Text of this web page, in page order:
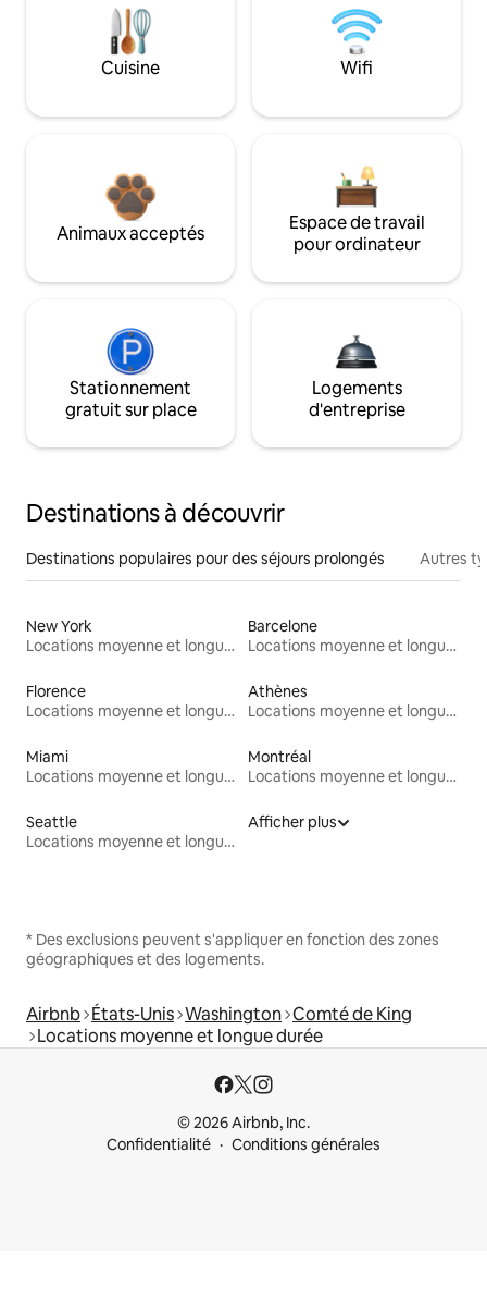
Cuisine Wifi
Animaux acceptés
Espace de travail
pour ordinateur
Stationnement
gratuit sur place
Logements
d'entreprise
Destinations à découvrir
Destinations populaires pour des séjours prolongés Autres
New York
Locations moyenne et longue durée
Barcelone
Locations moyenne et longue durée
Florence
Locations moyenne et longue durée
Athènes
Locations moyenne et longue durée
Miami
Locations moyenne et longue durée
Montréal
Locations moyenne et longue durée
Seattle
Locations moyenne et longue durée
Afficher plus
* Des exclusions peuvent s'appliquer en fonction des zones
géographiques et des logements.
Airbnb États-Unis Washington Comté de King
Locations moyenne et longue durée
© 2026 Airbnb, Inc.
Confidentialité
Conditions générales